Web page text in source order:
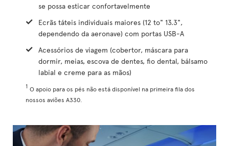
se possa esticar confortavelmente
Ecrãs táteis individuais maiores (12 to" 13.3",
dependendo da aeronave) com portas USB-A
Acessórios de viagem (cobertor, máscara para
dormir, meias, escova de dentes, fio dental, bálsamo
labial e creme para as mãos)
1 O apoio para os pés não está disponível na primeira fila dos
nossos aviões A330.